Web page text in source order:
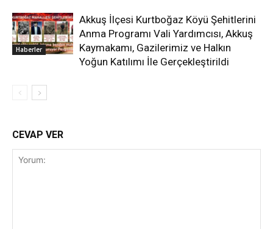
Haberler
Akkuş İlçesi Kurtboğaz Köyü Şehitlerini
Anma Programı Vali Yardımcısı, Akkuş
Kaymakamı, Gazilerimiz ve Halkın
Yoğun Katılımı İle Gerçekleştirildi
CEVAP VER